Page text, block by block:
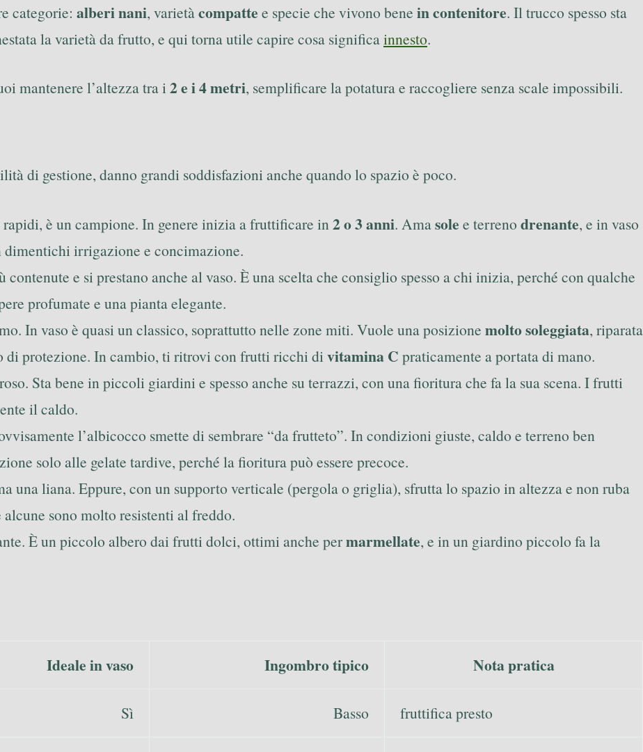
categorie: alberi nani, varietàcompatte e specie che vivono bene in contenitore. Il trucco spesso sta
la varietà da frutto, e qui torna utile capire cosa significainnesto.
mantenere l’altezza tra i2 e i 4 metri, semplificare la potatura e raccogliere senza scale impossibili.
di gestione, danno grandi soddisfazioni anche quando lo spazio è poco.
è un campione. In genere inizia a fruttificare in 2 o 3 anni. Amasole e terreno drenante, e in vaso
dimentichi irrigazione e concimazione.
e si prestano anche al vaso. È una scelta che consiglio spesso a chi inizia, perché con qualche
profumate e una pianta elegante.
In vaso è quasi un classico, soprattutto nelle zone miti. Vuole una posizione molto soleggiata, riparata
di protezione. In cambio, ti ritrovi con frutti ricchi di vitamina C praticamente a portata di mano.
Sta bene in piccoli giardini e spesso anche su terrazzi, con una fioritura che fa la sua scena. I frutti
il caldo.
l’albicocco smette di sembrare “da frutteto”. In condizioni giuste, caldo e terreno ben
solo alle gelate tardive, perché la fioritura può essere precoce.
una liana. Eppure, con un supporto verticale (pergola o griglia), sfrutta lo spazio in altezza e non ruba
sono molto resistenti al freddo.
È un piccolo albero dai frutti dolci, ottimi anche permarmellate, e in un giardino piccolo fa la
Ideale in vaso Ingombro tipico Nota pratica
Sì Basso fruttifica presto